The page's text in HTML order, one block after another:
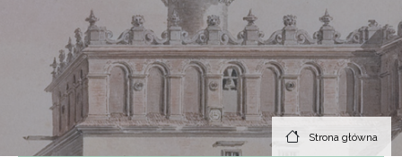
Strona główna